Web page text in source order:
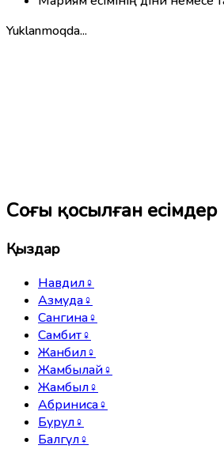
Yuklanmoqda...
Соңғы қосылған есімдер
Қыздар
Навдил♀
Азмуда♀
Сангина♀
Самбит♀
Жанбил♀
Жамбылай♀
Жамбыл♀
Абриниса♀
Бурул♀
Балгүл♀